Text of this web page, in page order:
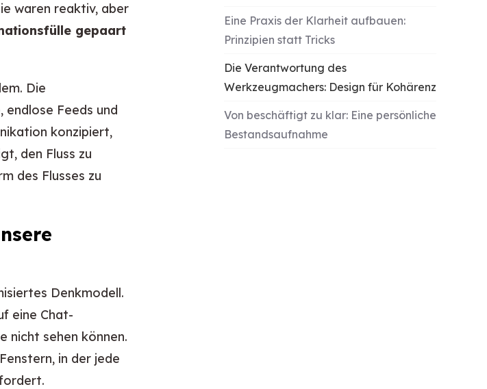
waren reaktiv, aber
gepaart
Die
Feeds und
konzipiert,
den Fluss zu
des Flusses zu
Denkmodell.
eine Chat-
nicht sehen können.
in der jede
Eine Praxis der Klarheit aufbauen:
Prinzipien statt Tricks
Die Verantwortung des
Werkzeugmachers: Design für Kohärenz
Von beschäftigt zu klar: Eine persönliche
Bestandsaufnahme